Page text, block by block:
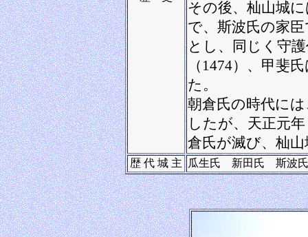
その後、杣山城
で、斯波氏の家
とし、同じく守
（1474）、甲斐
た。
朝倉氏の時代に
したが、天正元
倉氏が滅び、杣
歴 代 城 主 瓜生氏 新田氏 斯波